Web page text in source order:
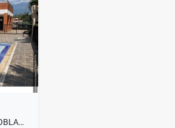
ARRIENDO APARTAMENTO AMOBLADO EN KACHIPAY